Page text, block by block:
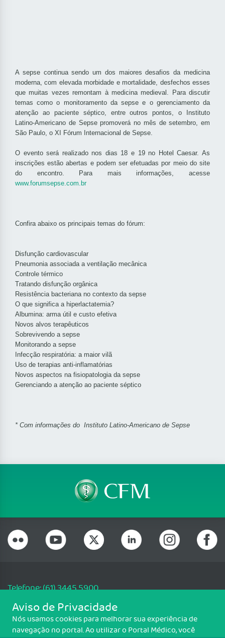
A sepse continua sendo um dos maiores desafios da medicina
moderna, com elevada morbidade e mortalidade, desfechos esses
que muitas vezes remontam à medicina medieval. Para discutir
temas como o monitoramento da sepse e o gerenciamento da
atenção ao paciente séptico, entre outros pontos, o Instituto
Latino-Americano de Sepse promoverá no mês de setembro, em
São Paulo, o XI Fórum Internacional de Sepse.
O evento será realizado nos dias 18 e 19 no Hotel Caesar. As
inscrições estão abertas e podem ser efetuadas por meio do site
do encontro. Para mais informações, acesse
www.forumsepse.com.br
Confira abaixo os principais temas do fórum:
Disfunção cardiovascular
Pneumonia associada a ventilação mecânica
Controle térmico
Tratando disfunção orgânica
Resistência bacteriana no contexto da sepse
O que significa a hiperlactatemia?
Albumina: arma útil e custo efetiva
Novos alvos terapêuticos
Sobrevivendo a sepse
Monitorando a sepse
Infecção respiratória: a maior vilã
Uso de terapias anti-inflamatórias
Novos aspectos na fisiopatologia da sepse
Gerenciando a atenção ao paciente séptico
* Com informações do Instituto Latino-Americano de Sepse
Telefone: (61) 3445 5900
Email: cfm@portalmedico.org.br
SGAS 616, Conjunto D, Lote 115, L2 Sul, Brasília/DF - CEP: 70200-760 -
CNPJ: 33.583.550/0001-30
Aviso de Privacidade
Nós usamos cookies para melhorar sua experiência de
navegação no portal. Ao utilizar o Portal Médico, você